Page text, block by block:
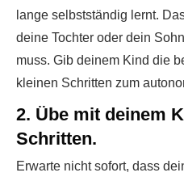
lange selbstständig lernt.
deine Tochter oder dein
muss. Gib deinem Kind die
kleinen Schritten zum
2. Übe mit deinem
Schritten.
Erwarte nicht sofort, dass